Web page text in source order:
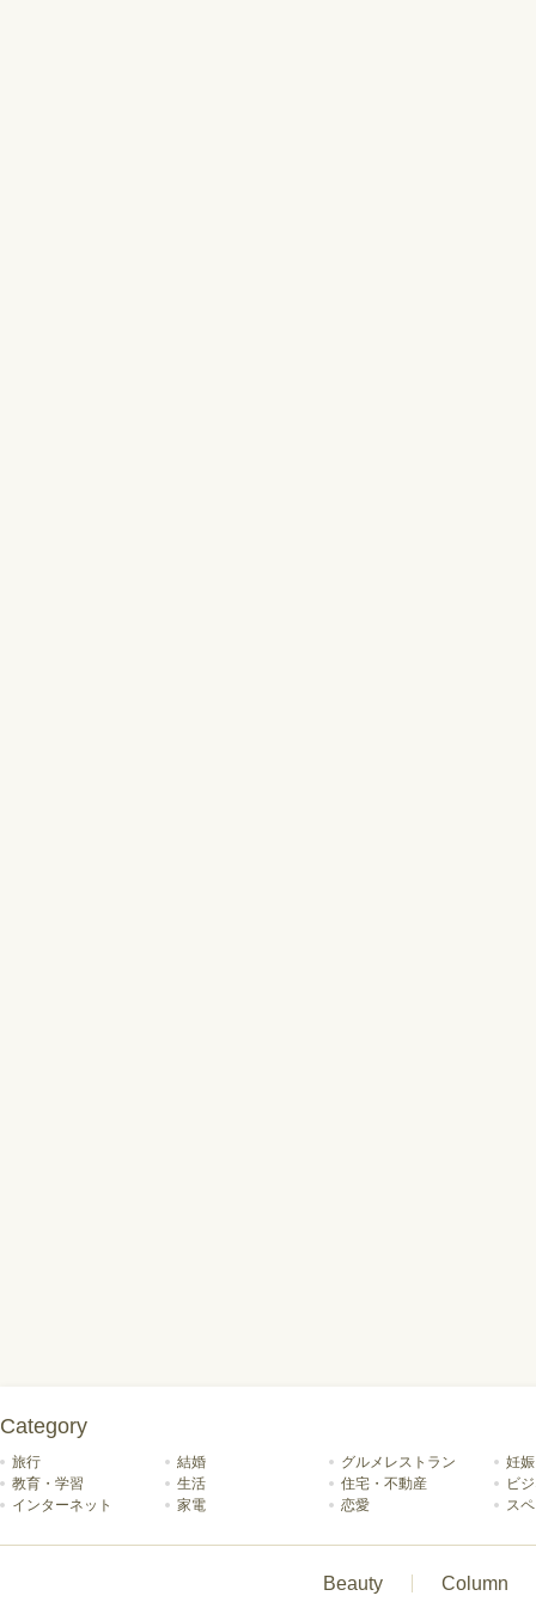
Category
旅行 結婚 グルメレストラン
妊
教育・学習
生活 住宅・不動産
ビ
インターネット
家電 恋愛 ス
Beauty Column